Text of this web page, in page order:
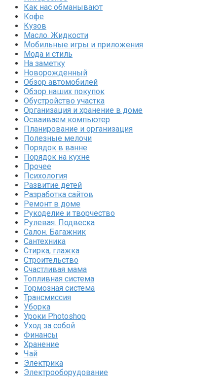
Как нас обманывают
Кофе
Кузов
Масло. Жидкости
Мобильные игры и приложения
Мода и стиль
На заметку
Новорожденный
Обзор автомобилей
Обзор наших покупок
Обустройство участка
Организация и хранение в доме
Осваиваем компьютер
Планирование и организация
Полезные мелочи
Порядок в ванне
Порядок на кухне
Прочее
Психология
Развитие детей
Разработка сайтов
Ремонт в доме
Рукоделие и творчество
Рулевая. Подвеска
Салон. Багажник
Сантехника
Стирка, глажка
Строительство
Счастливая мама
Топливная система
Тормозная система
Трансмиссия
Уборка
Уроки Photoshop
Уход за собой
Финансы
Хранение
Чай
Электрика
Электрооборудование